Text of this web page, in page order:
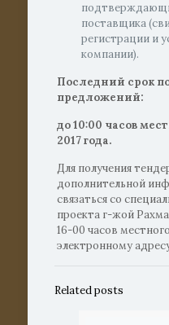
поставщика
регистрации и
компании).
Последний срок
предложений:
до 10:00 часов
2017 года.
Для получения
дополнительной
связаться со
проекта г-жой
16-00 часов
электронному
Related posts